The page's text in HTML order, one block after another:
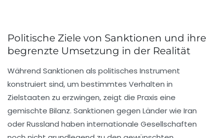
Politische Ziele von Sanktionen und ihre
begrenzte Umsetzung in der Realität
Während Sanktionen als politisches Instrument
konstruiert sind, um bestimmtes Verhalten in
Zielstaaten zu erzwingen, zeigt die Praxis eine
gemischte Bilanz. Sanktionen gegen Länder wie Iran
oder Russland haben internationale Gesellschaften